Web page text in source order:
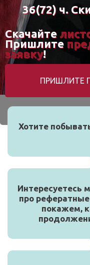
36(72) ч.
Скачайте
Пришлите
заявку!
ПРИШЛИТЕ
Хотите
Интересуетесь
про
покажем,